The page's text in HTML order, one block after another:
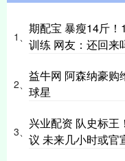
1、
期配宝 暴瘦14斤
训练 网友：还回来
2、
益牛网 阿森纳豪购
球星
3、
兴业配资 队史标王
议 未来几小时或官